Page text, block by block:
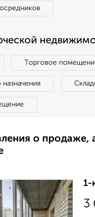
Торговое
о
1-
3